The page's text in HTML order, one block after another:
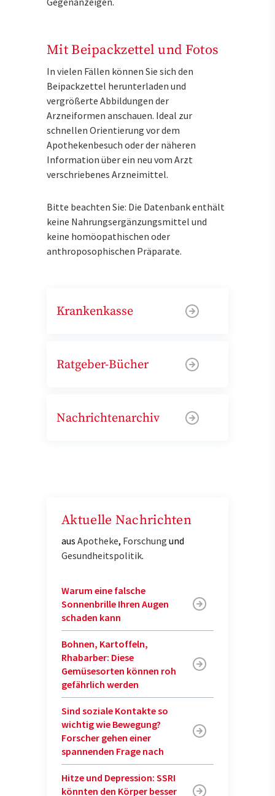
Mit Beipackzettel und Fotos
In vielen Fällen können Sie sich den
Beipackzettel herunterladen und
vergrößerte Abbildungen der
Arzneiformen anschauen. Ideal zur
schnellen Orientierung vor dem
Apothekenbesuch oder der näheren
Information über ein neu vom Arzt
verschriebenes Arzneimittel.
Bitte beachten Sie: Die Datenbank enthält
keine Nahrungsergänzungsmittel und
keine homöopathischen oder
anthroposophischen Präparate.
Krankenkasse
Ratgeber-Bücher
Nachrichtenarchiv
Aktuelle Nachrichten
aus Apotheke, Forschung und
Gesundheitspolitik.
Warum eine falsche
Sonnenbrille Ihren Augen
schaden kann
Bohnen, Kartoffeln,
Rhabarber: Diese
Gemüsesorten können roh
gefährlich werden
Sind soziale Kontakte so
wichtig wie Bewegung?
Forscher gehen einer
spannenden Frage nach
Hitze und Depression: SSRI
könnten den Körper besser